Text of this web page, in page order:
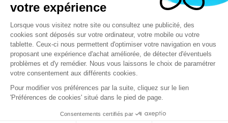
7722
Scooteo 2018 Mentions légales
Conditions générales de vente (CGV)
F.A.Q & questions
Contact Règlement jeux concours
Réglementation relative à la protection et à l'utilisation des
données à caractère personnel (RGPD)
votre expérience
Lorsque vous visitez notre site ou consultez une publicité, des
cookies sont déposés sur votre ordinateur, votre mobile ou votre
tablette. Ceux-ci nous permettent d'optimiser votre navigation en vous
proposant une expérience d'achat améliorée, de détecter d'éventuels
problèmes et d'y remédier. Nous vous laissons le choix de paramétrer
votre consentement aux différents cookies.
Pour modifier vos préférences par la suite, cliquez sur le lien
'Préférences de cookies' situé dans le pied de page.
Consentements certifiés par